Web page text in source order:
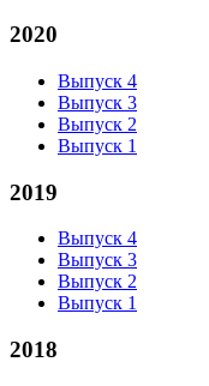
2020
Выпуск 4
Выпуск 3
Выпуск 2
Выпуск 1
2019
Выпуск 4
Выпуск 3
Выпуск 2
Выпуск 1
2018